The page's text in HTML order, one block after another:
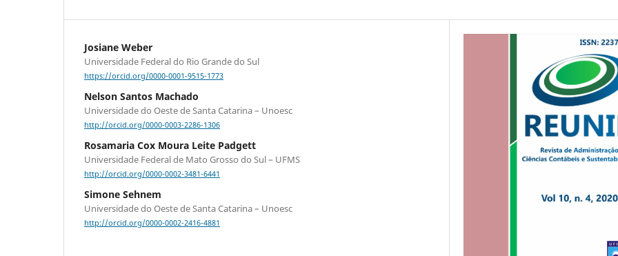
Josiane Weber
Universidade Federal do Rio Grande do Sul
https://orcid.org/0000-0001-9515-1773
Nelson Santos Machado
Universidade do Oeste de Santa Catarina – Unoesc
http://orcid.org/0000-0003-2286-1306
Rosamaria Cox Moura Leite Padgett
Universidade Federal de Mato Grosso do Sul – UFMS
http://orcid.org/0000-0002-3481-6441
Simone Sehnem
Universidade do Oeste de Santa Catarina – Unoesc
http://orcid.org/0000-0002-2416-4881